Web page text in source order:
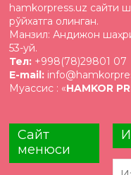
hamkorpress.uz сайти
рўйхатга олинган.
Манзил: Андижон
53-уй.
Тел: +998(78)29801 07
E-mail:
Муассис : «HAMKOR
Сайт
менюси